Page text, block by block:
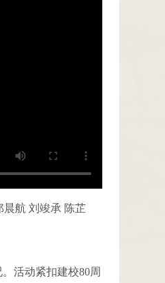
晨航 刘竣承 陈芷
活动紧扣建校80周